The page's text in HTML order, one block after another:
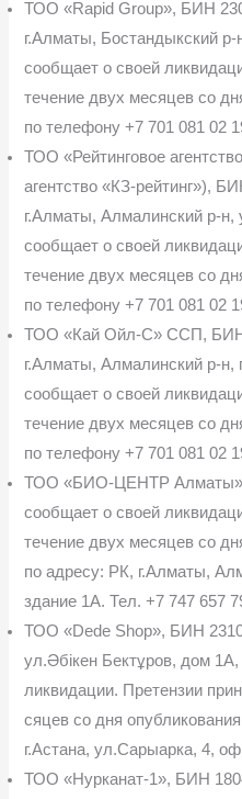
ТОО «Rapid Group», БИН
г.Алматы, Бостандыкский
сообщает о своей
течение двух месяцев со
по телефону +7 701 081 02
ТОО «Рейтинговое
агентство «КЗ-рейтинг»),
г.Алматы, Алмалинский р-
сооб­щает о своей
течение двух месяцев со
по телефону +7 701 081 02
ТОО «Кай Ойл-С» ССП, БИН
г.Алматы, Алмалинский р-
сообщает о своей
течение двух месяцев со
по телефону +7 701 081 02
ТОО «БИО-ЦЕНТР Алматы»,
сообщает о своей
течение двух месяцев со
по адре­су: РК, г.Алматы,
здание 1А. Тел. +7 747 657
ТОО «Dede Shop», БИН
ул.Әбікен Бектұров, дом
ликвидации. Претензии
сяцев со дня
г.Астана, ул.Сарыарка, 4,
ТОО «Нурканат-1», БИН